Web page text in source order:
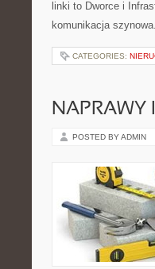
linki to Dworce i
komunikacja
CATEGORIES:
NAPRAWY
POSTED BY ADMIN